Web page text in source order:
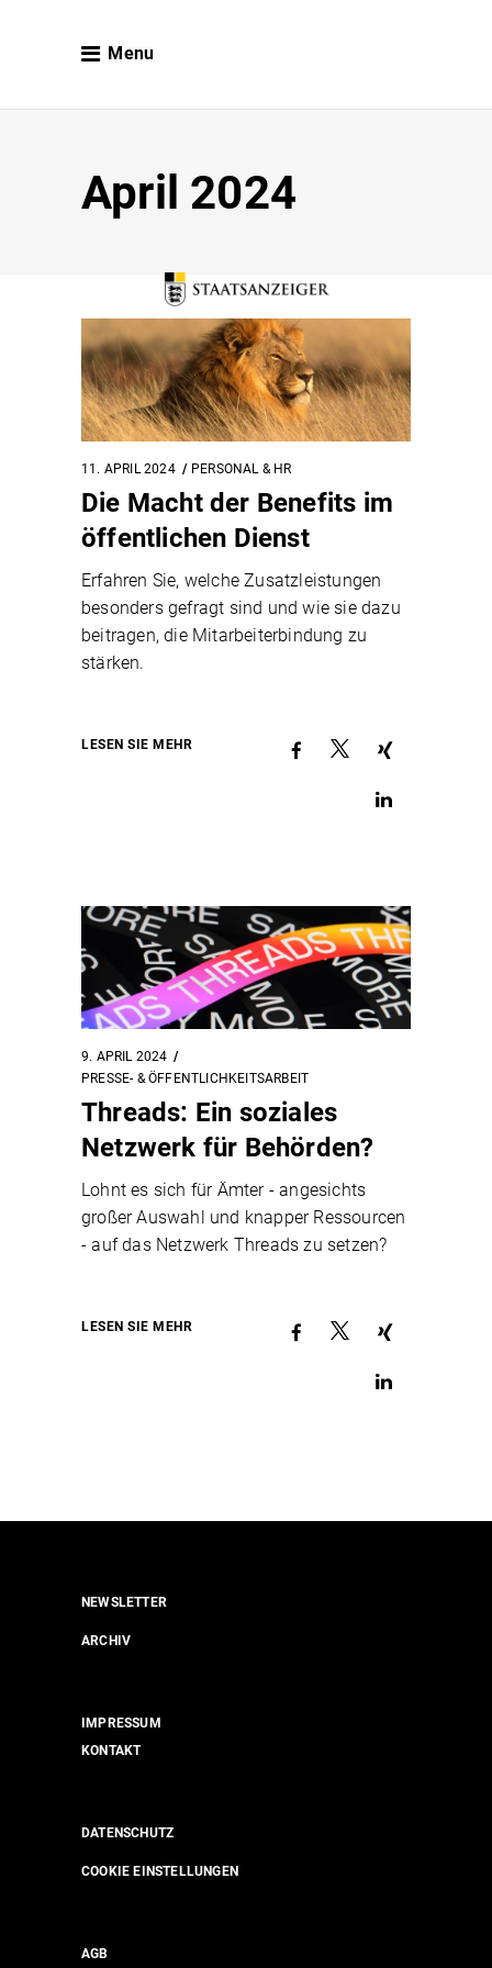
Menu
April 2024
11. APRIL 2024 PERSONAL & HR
Die Macht der Benefits im
öffentlichen Dienst
Erfahren Sie, welche Zusatzleistungen
besonders gefragt sind und wie sie dazu
beitragen, die Mitarbeiterbindung zu
stärken.
LESEN SIE MEHR
9. APRIL 2024
PRESSE- & ÖFFENTLICHKEITSARBEIT
Threads: Ein soziales
Netzwerk für Behörden?
Lohnt es sich für Ämter - angesichts
großer Auswahl und knapper Ressourcen
- auf das Netzwerk Threads zu setzen?
LESEN SIE MEHR
NEWSLETTER
ARCHIV
IMPRESSUM
KONTAKT
DATENSCHUTZ
COOKIE EINSTELLUNGEN
AGB